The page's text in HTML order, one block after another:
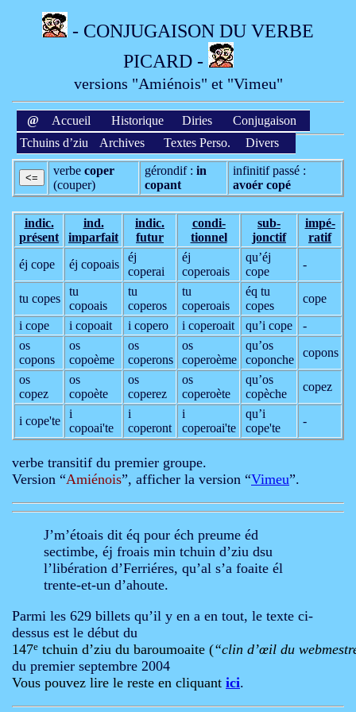
- CONJUGAISON DU VERBE
PICARD -
versions "Amiénois" et "Vimeu"
@ Accueil Historique Diries
Conjugaison
Tchuins d’ziu
Archives Textes Perso. Divers
verbe coper
(couper)
gérondif : in
copant
infinitif passé :
avoér copé
indic.
présent
ind.
imparfait
indic.
futur
condi­
tionnel
sub­
jonctif
impé­
ratif
éj cope
éj copoais
éj
coperai
éj
coperoais
qu’éj
cope
-
tu copes
tu
copoais
tu
coperos
tu
coperoais
éq tu
copes
cope
i cope
i copoait i copero i coperoait qu’i cope
-
os
copons
os
copoème
os
coperons
os
coperoème
qu’os
coponche
copons
os
copez
os
copoète
os
coperez
os
coperoète
qu’os
copèche
copez
i cope'te
i
copoai'te
i
coperont
i
coperoai'te
qu’i
cope'te
-
verbe transitif du premier groupe.
Version “Amiénois”, afficher la version “Vimeu”.
J’m’étoais dit éq pour éch preume éd
sectimbe, éj froais min tchuin d’ziu dsu
l’libération d’Ferriéres, qu’al s’a foaite él
trente-et-un d’ahoute.
Parmi les 629 billets qu’il y en a en tout, le texte ci-
dessus est le début du
147e tchuin d’ziu du baroumoaite (“clin d’œil du
du premier septembre 2004
Vous pouvez lire le reste en cliquant ici.